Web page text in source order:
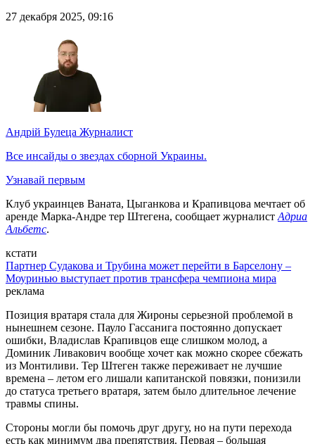
27 декабря 2025, 09:16
Андрій Булеца Журналист
Все инсайды о звездах сборной Украины.
Узнавай первым
Клуб украинцев Ваната, Цыганкова и Крапивцова мечтает об
аренде Марка-Андре тер Штегена, сообщает журналистАдриа
Альбетс.
кстати
Партнер Судакова и Трубина может перейти в Барселону –
Моуринью выступает против трансфера чемпиона мира
реклама
Позиция вратаря стала для Жироны серьезной проблемой в
нынешнем сезоне. Пауло Гассанига постоянно допускает
ошибки, Владислав Крапивцов еще слишком молод, а
Доминик Ливакович вообще хочет как можно скорее сбежать
из Монтиливи. Тер Штеген также переживает не лучшие
времена – летом его лишали капитанской повязки, понизили
до статуса третьего вратаря, затем было длительное лечение
травмы спины.
Стороны могли бы помочь друг другу, но на пути перехода
есть как минимум два препятствия. Первая – большая